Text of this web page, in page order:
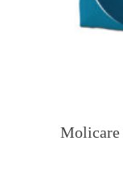
Molicare